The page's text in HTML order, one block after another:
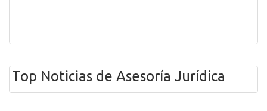
Top Noticias de Asesoría Jurídica